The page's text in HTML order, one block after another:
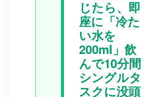
じたら、即
座に「冷た
い水を
200ml」飲
んで10分間
シングルタ
スクに没頭